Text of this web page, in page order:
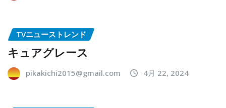
TVニューストレンド
キュアグレース
pikakichi2015@gmail.com 4月 22, 2024